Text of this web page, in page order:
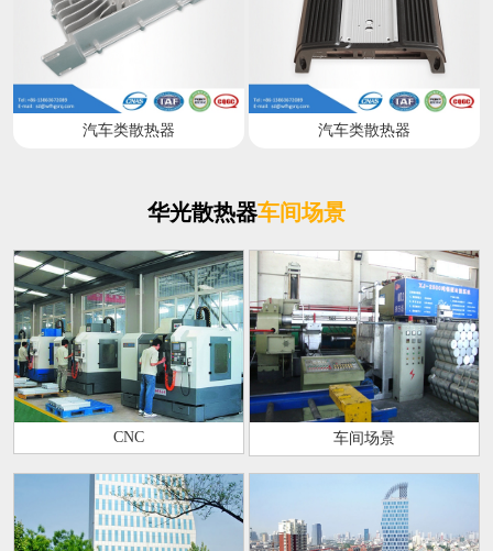
汽车类散热器 汽车类散热器
华光散热器车间场景
CNC 车间场景